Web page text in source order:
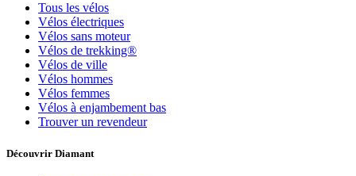
Tous les vélos
Vélos électriques
Vélos sans moteur
Vélos de trekking®
Vélos de ville
Vélos hommes
Vélos femmes
Vélos à enjambement bas
Trouver un revendeur
Découvrir Diamant